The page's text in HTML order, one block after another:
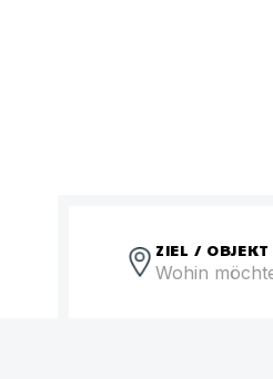
ZIEL / OBJEKT